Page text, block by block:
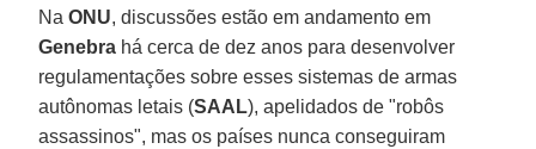
NaONU, discussões estão em andamento em
Genebra há cerca de dez anos para desenvolver
regulamentações sobre esses sistemas de armas
autônomas letais (SAAL), apelidados de "robôs
assassinos", mas os países nunca conseguiram